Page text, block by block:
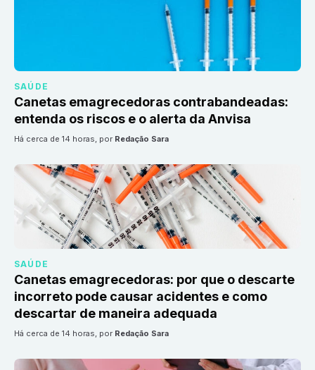
SAÚDE
Canetas emagrecedoras contrabandeadas:
entenda os riscos e o alerta da Anvisa
há cerca de 14 horas, por Redação Sara
SAÚDE
Canetas emagrecedoras: por que o descarte
incorreto pode causar acidentes e como
descartar de maneira adequada
há cerca de 14 horas, por Redação Sara